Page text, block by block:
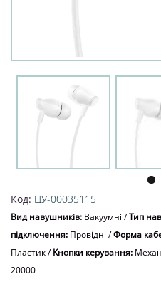
Код: ЦУ-00035115
Вид навушників: Вакуумні /Тип
підключення: Провідні /Форма
Пластик/Кнопки керування:
20000